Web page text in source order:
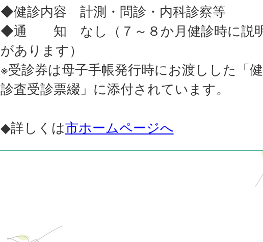
◆健診内容 計測・問診・内科診察等
◆通 知 なし（７～８か月健診時に説
があります）
※受診券は母子手帳発行時にお渡しした「
診査受診票綴」に添付されています。
◆詳しくは市ホームページへ